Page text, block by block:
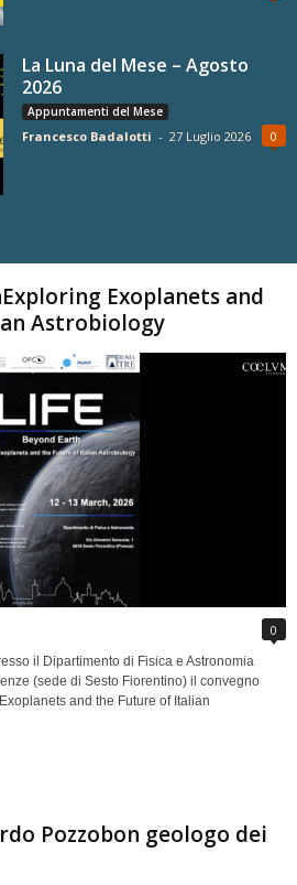
La Luna del Mese – Agosto
2026
Appuntamenti del Mese
Francesco Badalotti - 27 Luglio 2026 0
Exoplanets and
Astrobiology
0
il Dipartimento di Fisica e Astronomia
(sede di Sesto Fiorentino) il convegno
and the Future of Italian
Pozzobon geologo dei